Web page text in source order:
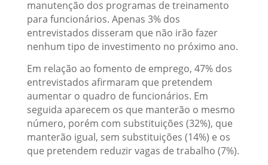
manutenção dos programas de treinamento
para funcionários. Apenas 3% dos
entrevistados disseram que não irão fazer
nenhum tipo de investimento no próximo ano.
Em relação ao fomento de emprego, 47% dos
entrevistados afirmaram que pretendem
aumentar o quadro de funcionários. Em
seguida aparecem os que manterão o mesmo
número, porém com substituições (32%), que
manterão igual, sem substituições (14%) e os
que pretendem reduzir vagas de trabalho (7%).